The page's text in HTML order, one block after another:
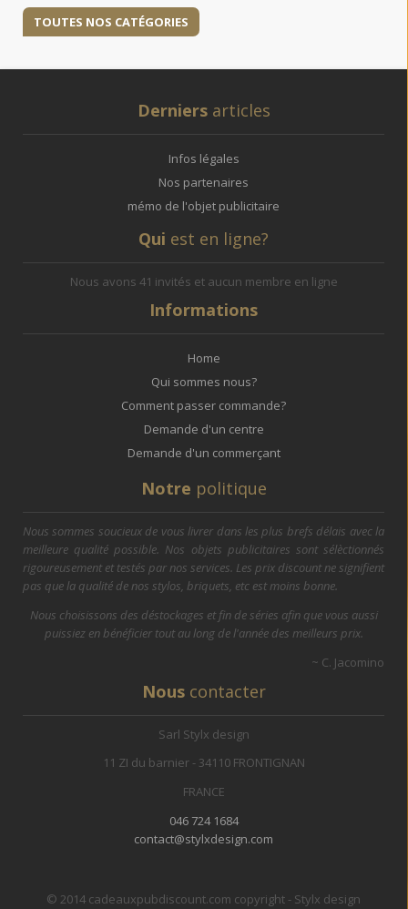
TOUTES NOS CATÉGORIES
Derniersarticles
Infos légales
Nos partenaires
mémo de l'objet publicitaire
Qui est en ligne?
Nous avons 41 invités et aucun membre en ligne
Informations
Home
Qui sommes nous?
Comment passer commande?
Demande d'un centre
Demande d'un commerçant
Notre politique
Nous sommes soucieux de vous livrer dans les plus brefs délais avec la
meilleure qualité possible. Nos objets publicitaires sont sélèctionnés
rigoureusement et testés par nos services. Les prix discount ne signifient
pas que la qualité de nos stylos, briquets, etc est moins bonne.
Nous choisissons des déstockages et fin de séries afin que vous aussi
puissiez en bénéficier tout au long de l'année des meilleurs prix.
~ C. Jacomino
Nouscontacter
Sarl Stylx design
11 ZI du barnier - 34110 FRONTIGNAN
FRANCE
046 724 1684
contact@stylxdesign.com
© 2014 cadeauxpubdiscount.com copyright - Stylx design